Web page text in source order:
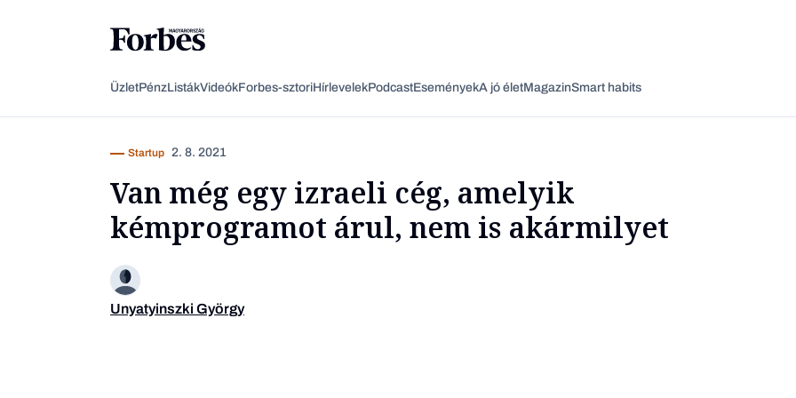
ÜzletPénzListákVideókForbes-sztoriHírlevelekPodcastEseményekA jó életMagazinSmart habits
Startup 2. 8. 2021
Van még egy izraeli cég, amelyik
kémprogramot árul, nem is akármilyet
Unyatyinszki György